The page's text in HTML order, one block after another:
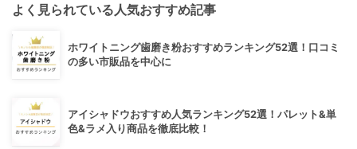
よく見られている人気おすすめ記事
ホワイトニング歯磨き粉おすすめランキング52選！口コミ
の多い市販品を中心に
アイシャドウおすすめ人気ランキング52選！パレット&単
色&ラメ入り商品を徹底比較！